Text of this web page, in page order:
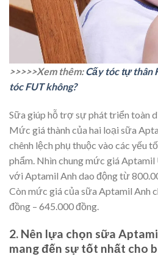
>>>>>Xem thêm:Cấy tóc tự thân
tóc FUT không?
Sữa giúp hỗ trợ sự phát triển toàn
Mức giá thành của hai loại sữa
chênh lệch phụ thuộc vào các yếu
phẩm. Nhìn chung mức giá Aptamil
với Aptamil Anh dao động từ
Còn mức giá của sữa Aptamil Anh
đồng – 645.000 đồng.
2. Nên lựa chọn sữa
mang đến sự tốt nhất cho